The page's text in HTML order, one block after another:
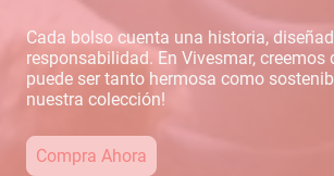
Cada bolso cuenta una historia,
responsabilidad. En Vivesmar, creemos
puede ser tanto hermosa como
nuestra colección!
Compra Ahora